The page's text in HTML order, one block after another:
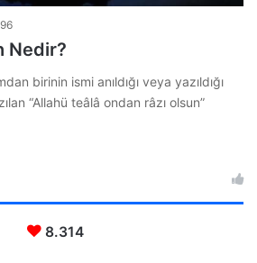
Nedir?
birinin ismi anıldığı veya yazıldığı
“Allahü teâlâ ondan râzı olsun”
8.314